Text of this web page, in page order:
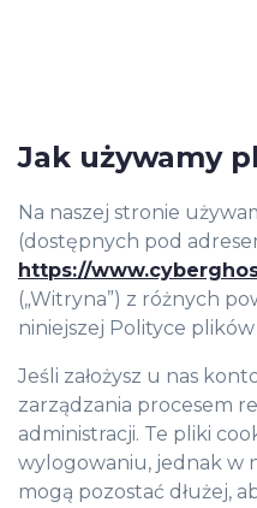
Jak używamy
Na naszej stronie
(dostępnych pod
https://
(„Witryna”) z różnych
niniejszej Polityce plików
Jeśli założysz u nas
zarządzania procesem
administracji. Te pliki
wylogowaniu, jednak w
mogą pozostać dłużej,